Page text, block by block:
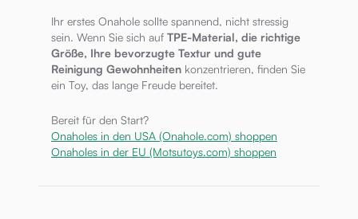
Ihr erstes Onahole sollte spannend, nicht stressig
sein. Wenn Sie sich auf TPE-Material, die richtige
Größe, Ihre bevorzugte Textur und gute
Reinigung Gewohnheiten konzentrieren, finden Sie
ein Toy, das lange Freude bereitet.
Bereit für den Start?
Onaholes in den USA (Onahole.com) shoppen
Onaholes in der EU (Motsutoys.com) shoppen